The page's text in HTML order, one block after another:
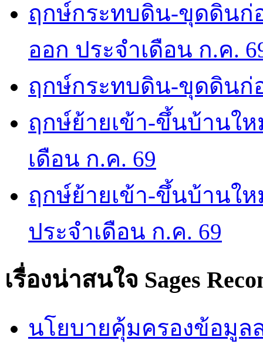
ฤกษ์กระทบดิน-ขุดดินก่
ออก ประจำเดือน ก.ค.
ฤกษ์กระทบดิน-ขุดดินก่
ฤกษ์ย้ายเข้า-ขึ้นบ้านใ
เดือน ก.ค. 69
ฤกษ์ย้ายเข้า-ขึ้นบ้านใ
ประจำเดือน ก.ค. 69
เรื่องน่าสนใจ Sages
นโยบายคุ้มครองข้อมูล